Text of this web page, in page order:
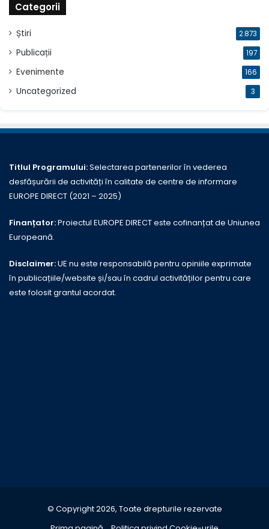
Categorii
Știri 2.873
Publicații 197
Evenimente 166
Uncategorized 3
Titlul Programului:Selectarea partenerilor în vederea
desfășurării de activități în calitate de centre de informare
EUROPE DIRECT (2021 – 2025)
Finanțator:Proiectul EUROPE DIRECT este cofinanțat de Uniunea
Europeană.
Disclaimer:UE nu este responsabilă pentru opiniile exprimate
în publicațiile/website și/sau în cadrul activităților pentru care
este folosit grantul acordat.
© Copyright 2026, Toate drepturile rezervate